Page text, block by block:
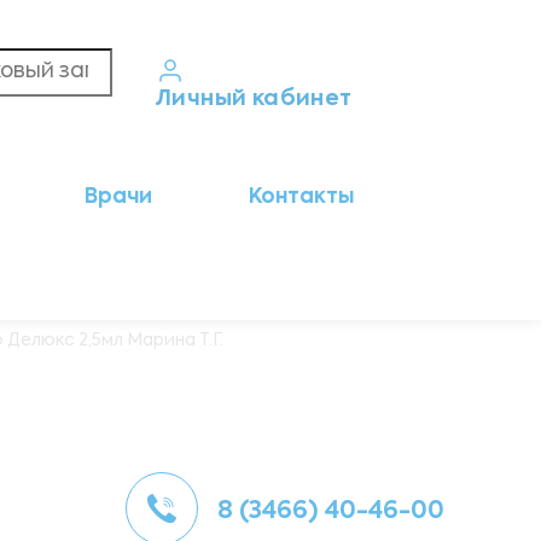
Личный кабинет
Врачи
Контакты
2,5мл Марина Т.Г.
8 (3466) 40-46-00